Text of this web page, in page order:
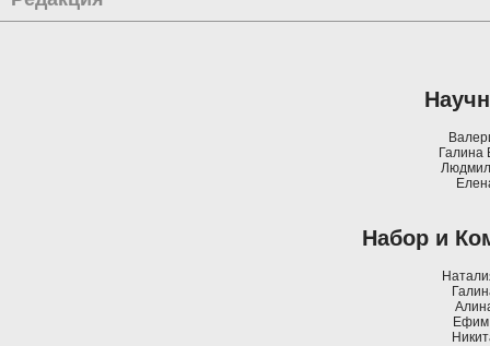
Галина
Набор и
Ефим